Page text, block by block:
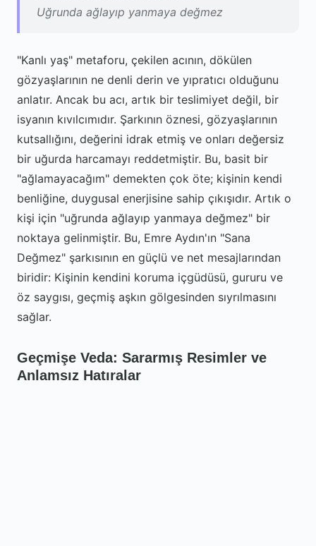
Uğrunda ağlayıp yanmaya değmez
"Kanlı yaş" metaforu, çekilen acının, dökülen
gözyaşlarının ne denli derin ve yıpratıcı olduğunu
anlatır. Ancak bu acı, artık bir teslimiyet değil, bir
isyanın kıvılcımıdır. Şarkının öznesi, gözyaşlarının
kutsallığını, değerini idrak etmiş ve onları değersiz
bir uğurda harcamayı reddetmiştir. Bu, basit bir
"ağlamayacağım" demekten çok öte; kişinin kendi
benliğine, duygusal enerjisine sahip çıkışıdır. Artık o
kişi için "uğrunda ağlayıp yanmaya değmez" bir
noktaya gelinmiştir. Bu, Emre Aydın'ın "Sana
Değmez" şarkısının en güçlü ve net mesajlarından
biridir: Kişinin kendini koruma içgüdüsü, gururu ve
öz saygısı, geçmiş aşkın gölgesinden sıyrılmasını
sağlar.
Geçmişe Veda: Sararmış Resimler ve
Anlamsız Hatıralar